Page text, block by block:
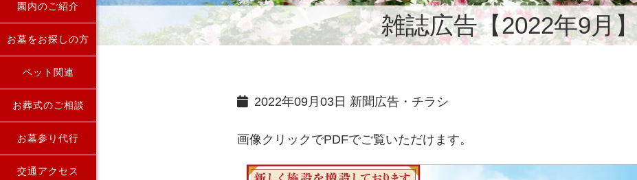
園内のご紹介
お墓をお探しの方
ペット関連
お葬式のご相談
お墓参り代行
交通アクセス
雑誌広告【2022年9月】
2022年09月03日 新聞広告・チラシ
画像クリックでPDFでご覧いただけます。